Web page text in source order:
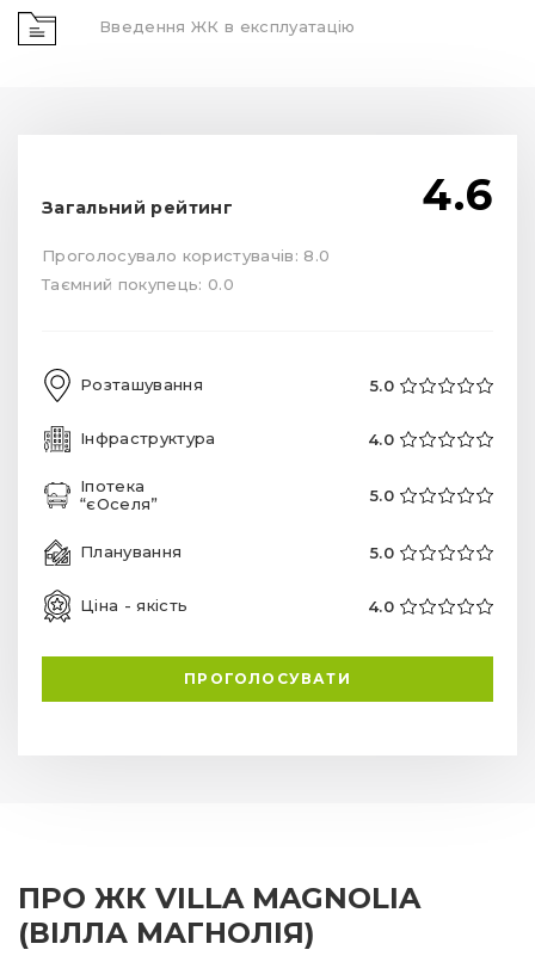
Введення ЖК в експлуатацію
Загальний рейтинг 4.6
Проголосувало користувачів: 8.0
Таємний покупець: 0.0
Розташування 5.0
Інфраструктура 4.0
Іпотека
“єОселя”
5.0
Планування 5.0
Ціна - якість 4.0
ПРОГОЛОСУВАТИ
ПРО ЖК VILLA MAGNOLIA
(ВІЛЛА МАГНОЛІЯ)